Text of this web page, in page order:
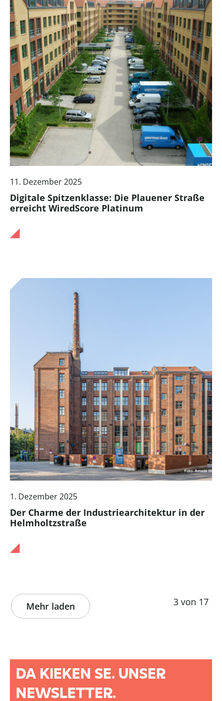
11. Dezember 2025
Digitale Spitzenklasse: Die Plauener Straße
erreicht WiredScore Platinum
1. Dezember 2025
Der Charme der Industriearchitektur in der
Helmholtzstraße
3 von 17
Mehr laden
DA KIEKEN SE. UNSER
NEWSLETTER.